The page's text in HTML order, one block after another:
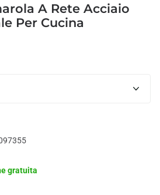
A Rete Acciaio
Per Cucina
gratuita